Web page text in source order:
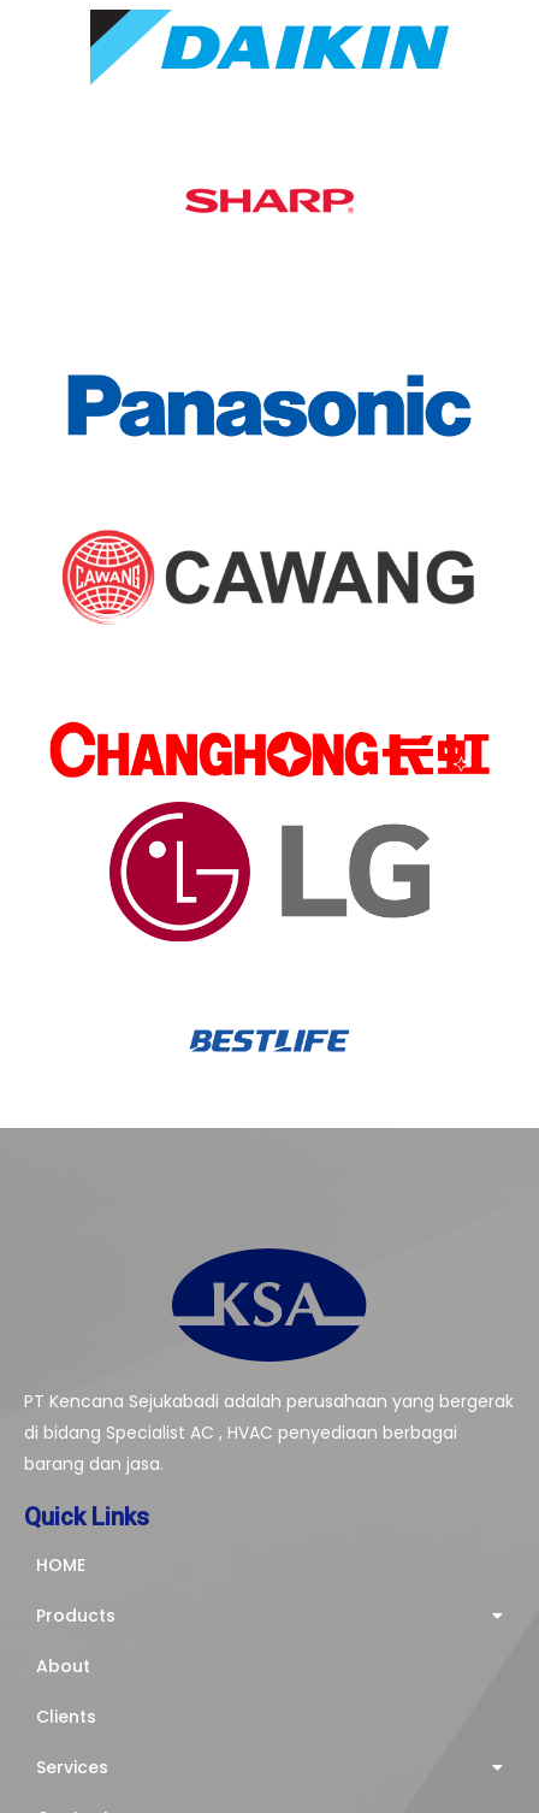
PT Kencana Sejukabadi adalah perusahaan yang bergerak
di bidang Specialist AC , HVAC penyediaan berbagai
barang dan jasa.
Quick Links
HOME
Products
About
Clients
Services